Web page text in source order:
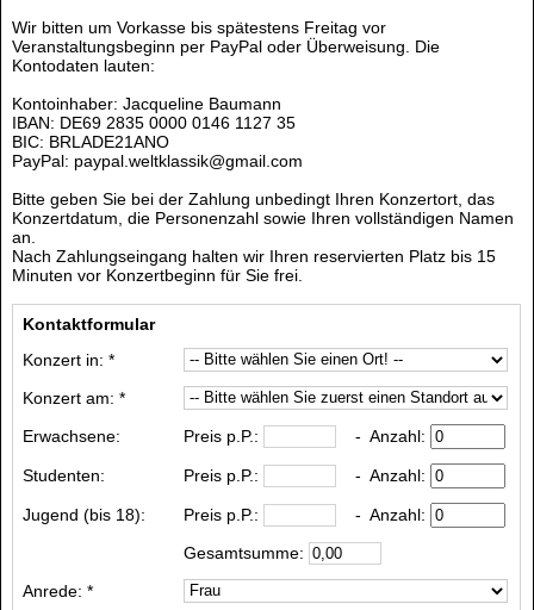
Wir bitten um Vorkasse bis spätestens Freitag vor
Veranstaltungsbeginn per PayPal oder Überweisung. Die
Kontodaten lauten:
Kontoinhaber: Jacqueline Baumann
IBAN: DE69 2835 0000 0146 1127 35
BIC: BRLADE21ANO
PayPal: paypal.weltklassik@gmail.com
Bitte geben Sie bei der Zahlung unbedingt Ihren Konzertort, das
Konzertdatum, die Personenzahl sowie Ihren vollständigen Namen
an.
Nach Zahlungseingang halten wir Ihren reservierten Platz bis 15
Minuten vor Konzertbeginn für Sie frei.
Kontaktformular
Konzert in: *
Konzert am: *
Erwachsene:
Preis p.P.: - Anzahl:
Studenten: Preis p.P.: - Anzahl:
Jugend (bis 18): Preis p.P.:
- Anzahl:
Gesamtsumme:
Anrede: *